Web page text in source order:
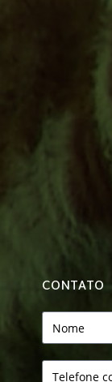
CONTATO